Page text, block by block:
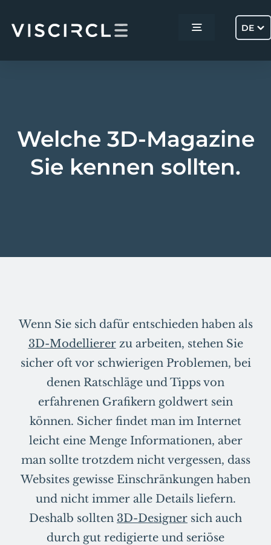
Toggle
Projekte
DE
Welche 3D-Magazine
Sie kennen sollten.
Wenn Sie sich dafür entschieden haben als
3D-Modelliererzu arbeiten, stehen Sie
sicher oft vor schwierigen Problemen, bei
denen Ratschläge und Tipps von
erfahrenen Grafikern goldwert sein
können. Sicher findet man im Internet
leicht eine Menge Informationen, aber
man sollte trotzdem nicht vergessen, dass
Websites gewisse Einschränkungen haben
und nicht immer alle Details liefern.
Deshalb sollten 3D-Designer sich auch
durch gut redigierte und seriöse